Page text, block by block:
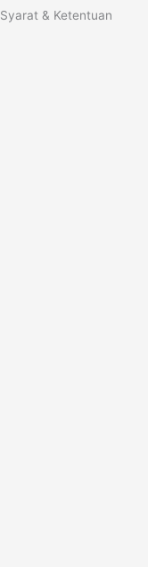
Syarat & Ketentuan